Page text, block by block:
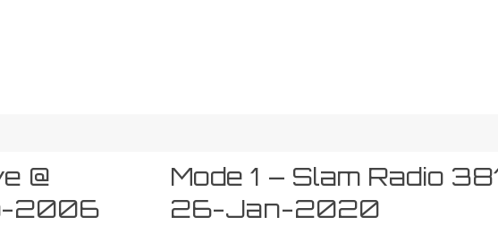
@
2006
Mode 1 – Slam Radio
26-Jan-2020